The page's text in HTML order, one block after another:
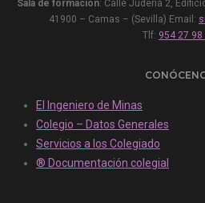
Sala de formación: Calle Judería 2,
41900 – Camas – (Sevilla) Email:
Tlf: 954 27 98
El Ingeniero de Minas
Colegio – Datos Generales
Servicios a los Colegiado
® Documentación colegial